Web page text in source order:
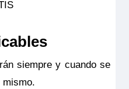
siempre y cuando se
mismo.